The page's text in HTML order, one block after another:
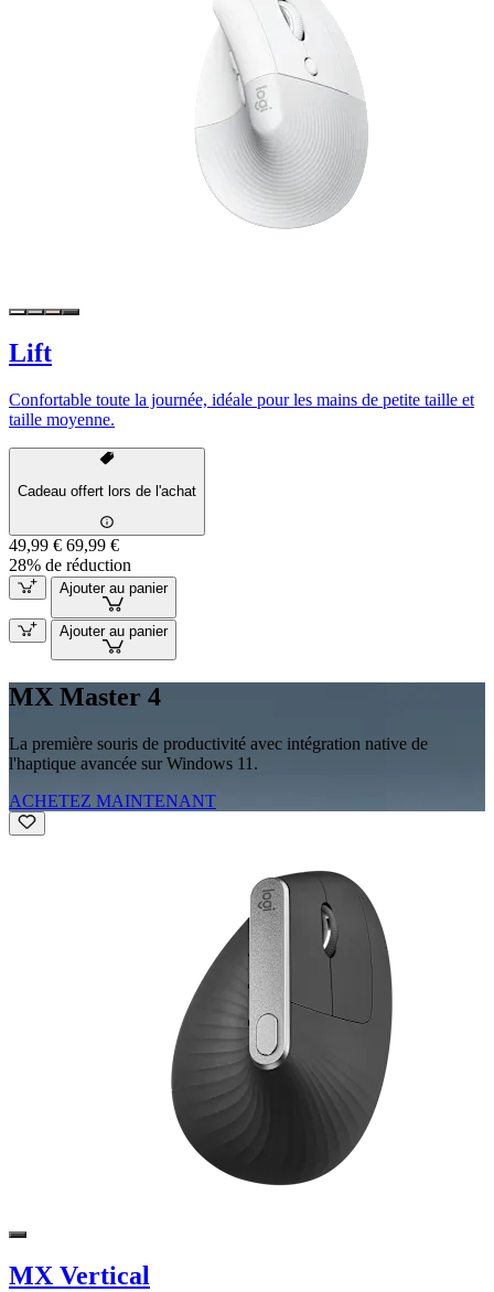
Lift
Confortable toute la journée, idéale pour les mains de petite taille et
taille moyenne.
Cadeau offert lors de l'achat
49,99 € 69,99 €
28% de réduction
Ajouter au panier
Ajouter au panier
MX Master 4
La première souris de productivité avec intégration native de
l'haptique avancée sur Windows 11.
ACHETEZ MAINTENANT
MX Vertical